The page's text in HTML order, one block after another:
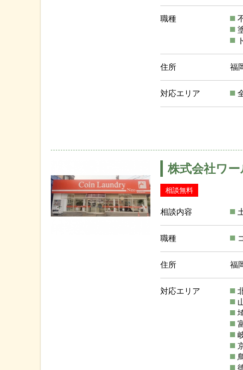
職種
住所 福
対応エリア
株式会社ワ
相談無料
相談内容
職種
住所 福
対応エリア